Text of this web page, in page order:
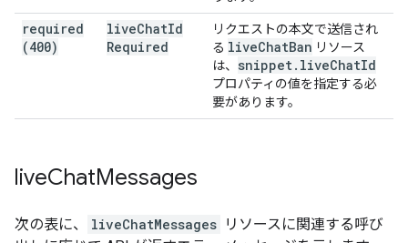
required
(400)
liveChatId
Required
リクエストの本文で送信され
る liveChatBan リソース
は、 snippet. liveChatId
プロパティの値を指定する必
要があります。
liveChatMessages
次の表に、 liveChatMessages リソースに関連する呼び